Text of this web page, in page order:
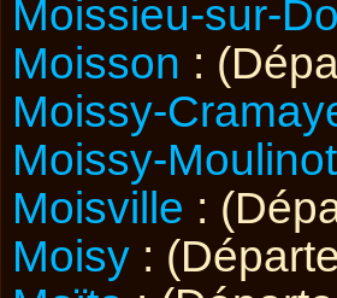
Moissieu-sur-
Moisson :
Moissy-
Moissy-Moulinot
Moisville :
Moisy :